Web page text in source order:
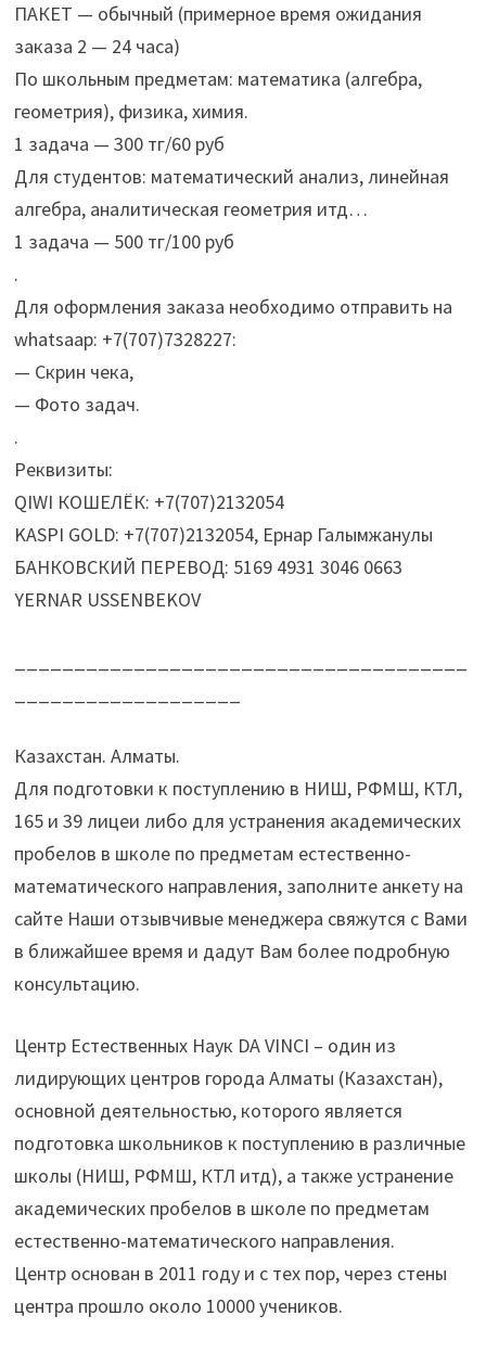
ПАКЕТ — обычный (примерное время ожидания
заказа 2 — 24 часа)
По школьным предметам: математика (алгебра,
геометрия), физика, химия.
1 задача — 300 тг/60 руб
Для студентов: математический анализ, линейная
алгебра, аналитическая геометрия итд…
1 задача — 500 тг/100 руб
.
Для оформления заказа необходимо отправить на
whatsaap: +7(707)7328227:
— Скрин чека,
— Фото задач.
.
Реквизиты:
QIWI КОШЕЛЁК: +7(707)2132054
KASPI GOLD: +7(707)2132054, Ернар Галымжанулы
БАНКОВСКИЙ ПЕРЕВОД: 5169 4931 3046 0663
YERNAR USSENBEKOV
Казахстан. Алматы.
Для подготовки к поступлению в НИШ, РФМШ, КТЛ,
165 и 39 лицеи либо для устранения академических
пробелов в школе по предметам естественно-
математического направления, заполните анкету на
сайте Наши отзывчивые менеджера свяжутся с Вами
в ближайшее время и дадут Вам более подробную
консультацию.
Центр Естественных Наук DA VINCI – один из
лидирующих центров города Алматы (Казахстан),
основной деятельностью, которого является
подготовка школьников к поступлению в различные
школы (НИШ, РФМШ, КТЛ итд), а также устранение
академических пробелов в школе по предметам
естественно-математического направления.
Центр основан в 2011 году и с тех пор, через стены
центра прошло около 10000 учеников.